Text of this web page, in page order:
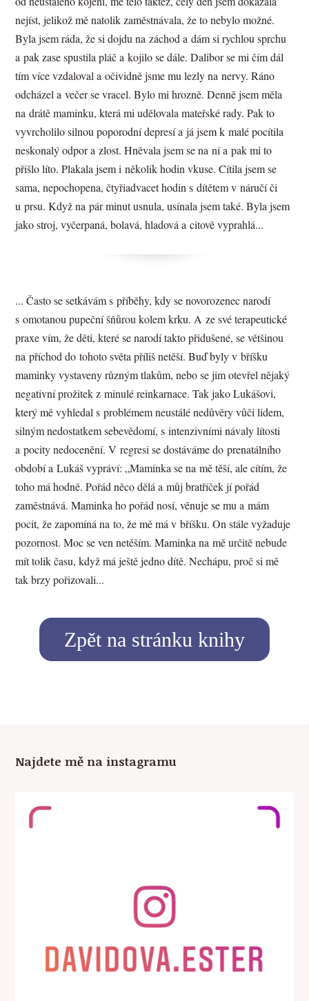
nejíst, jelikož mě natolik zaměstnávala, že to nebylo možné.
Byla jsem ráda, že si dojdu na záchod a dám si rychlou sprchu
a pak zase spustila pláč a kojilo se dále. Dalibor se mi čím dál
tím více vzdaloval a očividně jsme mu lezly na nervy. Ráno
odcházel a večer se vracel. Bylo mi hrozně. Denně jsem měla
na drátě maminku, která mi udělovala mateřské rady. Pak to
vyvrcholilo silnou poporodní depresí a já jsem k malé pocítila
neskonalý odpor a zlost. Hněvala jsem se na ní a pak mi to
přišlo líto. Plakala jsem i několik hodin vkuse. Cítila jsem se
sama, nepochopena, čtyřiadvacet hodin s dítětem v náručí či
u prsu. Když na pár minut usnula, usínala jsem také. Byla jsem
jako stroj, vyčerpaná, bolavá, hladová a citově vyprahlá...
... Často se setkávám s příběhy, kdy se novorozenec narodí
s omotanou pupeční šňůrou kolem krku. A ze své terapeutické
praxe vím, že děti, které se narodí takto přidušené, se většinou
na příchod do tohoto světa příliš netěší. Buď byly v bříšku
maminky vystaveny různým tlakům, nebo se jim otevřel nějaký
negativní prožitek z minulé reinkarnace. Tak jako Lukášovi,
který mě vyhledal s problémem neustálé nedůvěry vůči lidem,
silným nedostatkem sebevědomí, s intenzivními návaly lítosti
a pocity nedocenění. V regresi se dostáváme do prenatálního
období a Lukáš vypráví: „Maminka se na mě těší, ale cítím, že
toho má hodně. Pořád něco dělá a můj bratříček jí pořád
zaměstnává. Maminka ho pořád nosí, věnuje se mu a mám
pocit, že zapomíná na to, že mě má v bříšku. On stále vyžaduje
pozornost. Moc se ven netěším. Maminka na mě určitě nebude
mít tolik času, když má ještě jedno dítě. Nechápu, proč si mě
tak brzy pořizovali...
Zpět na stránku knihy
Najdete mě na instagramu